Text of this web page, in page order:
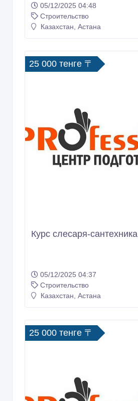
05/12/2025 04:48
Строительство
Казахстан, Астана
25 000 тенге 〒
Курс слесаря-сантехника
05/12/2025 04:37
Строительство
Казахстан, Астана
25 000 тенге 〒